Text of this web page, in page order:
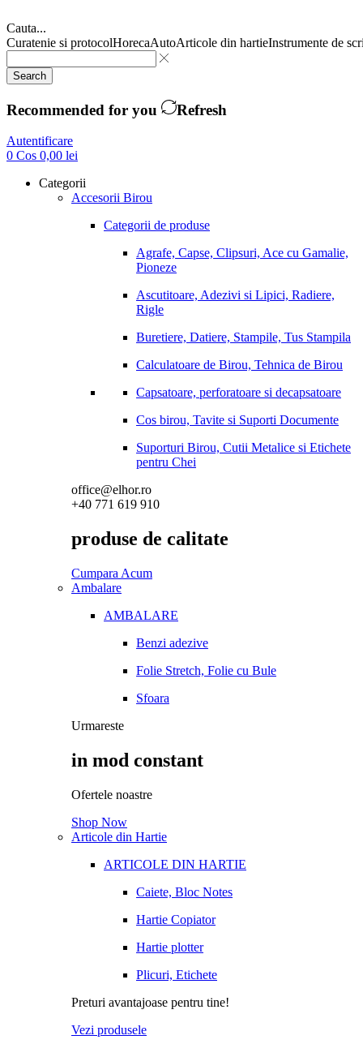
Cauta...
Curatenie si protocolHorecaAutoArticole din hartieInstrumente de
Search
Recommended for you Refresh
Autentificare
0 Cos 0,00 lei
Categorii
Accesorii Birou
Categorii de produse
Agrafe, Capse, Clipsuri, Ace cu Gamalie,
Pioneze
Ascutitoare, Adezivi si Lipici, Radiere,
Rigle
Buretiere, Datiere, Stampile, Tus Stampila
Calculatoare de Birou, Tehnica de Birou
Capsatoare, perforatoare si decapsatoare
Cos birou, Tavite si Suporti Documente
Suporturi Birou, Cutii Metalice si Etichete
pentru Chei
office@elhor.ro
+40 771 619 910
produse de calitate
Cumpara Acum
Ambalare
AMBALARE
Benzi adezive
Folie Stretch, Folie cu Bule
Sfoara
Urmareste
in mod constant
Ofertele noastre
Shop Now
Articole din Hartie
ARTICOLE DIN HARTIE
Caiete, Bloc Notes
Hartie Copiator
Hartie plotter
Plicuri, Etichete
Preturi avantajoase pentru tine!
Vezi produsele